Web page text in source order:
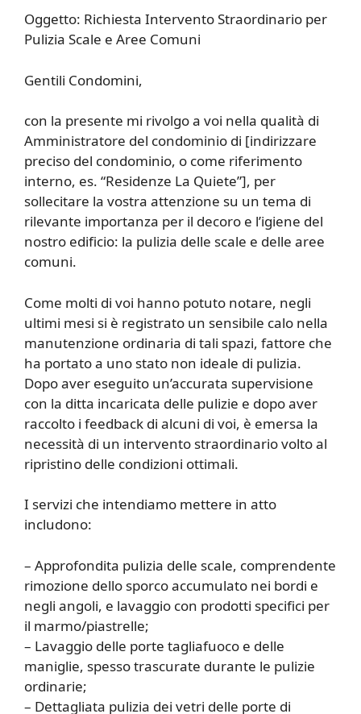
Oggetto: Richiesta Intervento Straordinario per
Pulizia Scale e Aree Comuni
Gentili Condomini,
con la presente mi rivolgo a voi nella qualità di
Amministratore del condominio di [indirizzare
preciso del condominio, o come riferimento
interno, es. “Residenze La Quiete”], per
sollecitare la vostra attenzione su un tema di
rilevante importanza per il decoro e l’igiene del
nostro edificio: la pulizia delle scale e delle aree
comuni.
Come molti di voi hanno potuto notare, negli
ultimi mesi si è registrato un sensibile calo nella
manutenzione ordinaria di tali spazi, fattore che
ha portato a uno stato non ideale di pulizia.
Dopo aver eseguito un’accurata supervisione
con la ditta incaricata delle pulizie e dopo aver
raccolto i feedback di alcuni di voi, è emersa la
necessità di un intervento straordinario volto al
ripristino delle condizioni ottimali.
I servizi che intendiamo mettere in atto
includono:
– Approfondita pulizia delle scale, comprendente
rimozione dello sporco accumulato nei bordi e
negli angoli, e lavaggio con prodotti specifici per
il marmo/piastrelle;
– Lavaggio delle porte tagliafuoco e delle
maniglie, spesso trascurate durante le pulizie
ordinarie;
– Dettagliata pulizia dei vetri delle porte di